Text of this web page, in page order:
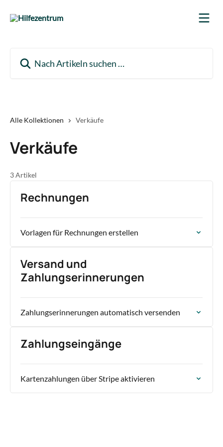
Alle Kollektionen Verkäufe
Verkäufe
3 Artikel
Rechnungen
Vorlagen für Rechnungen erstellen
Versand und
Zahlungserinnerungen
Zahlungserinnerungen automatisch versenden
Zahlungseingänge
Kartenzahlungen über Stripe aktivieren